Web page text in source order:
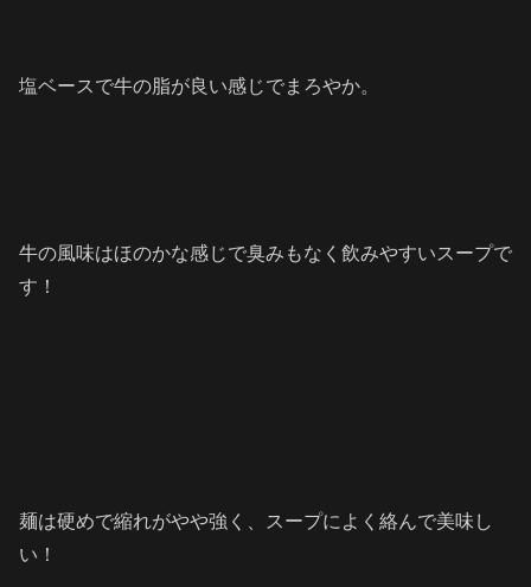
塩ベースで牛の脂が良い感じでまろやか。
牛の風味はほのかな感じで臭みもなく飲みやすいスープで
す！
麺は硬めで縮れがやや強く、スープによく絡んで美味し
い！